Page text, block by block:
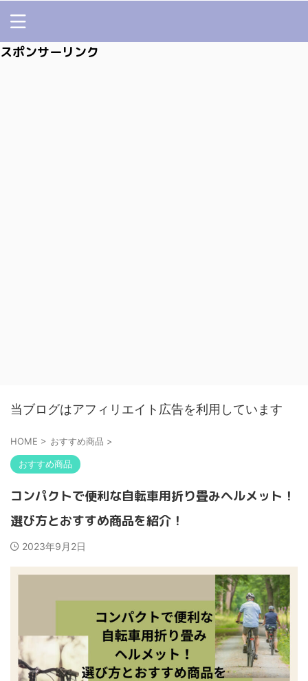
スポンサーリンク
当ブログはアフィリエイト広告を利用しています
HOME > おすすめ商品 >
おすすめ商品
コンパクトで便利な自転車用折り畳みヘルメット！
選び方とおすすめ商品を紹介！
2023年9月2日